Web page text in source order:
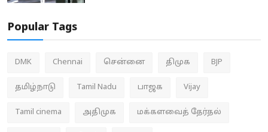
Popular Tags
DMK Chennai சென்னை திமுக BJP
தமிழ்நாடு Tamil Nadu பாஜக Vijay
Tamil cinema அதிமுக மக்களவைத் தேர்தல்